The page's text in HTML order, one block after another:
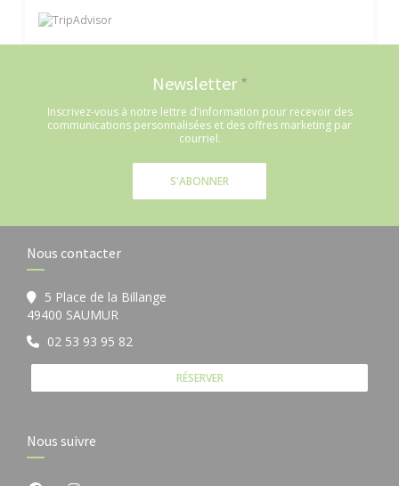
Newsletter*
Inscrivez-vous à notre lettre d'information pour recevoir des
communications personnalisées et des offres marketing par
courriel.
S'ABONNER
Nous contacter
5 Place de la Billange
49400 SAUMUR
02 53 93 95 82
RÉSERVER
Nous suivre